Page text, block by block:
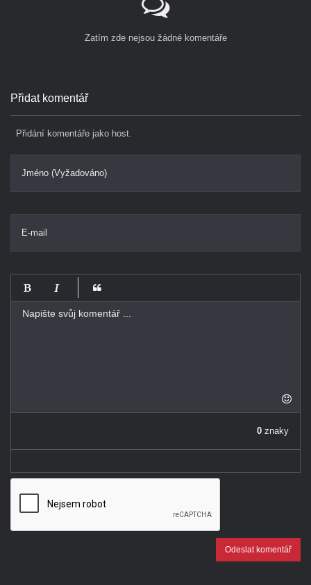
Zatím zde nejsou žádné komentáře
Přidat komentář
Přidání komentáře jako host.
Jméno (Vyžadováno)
E-mail
-
-
0 znaky
Odeslat komentář